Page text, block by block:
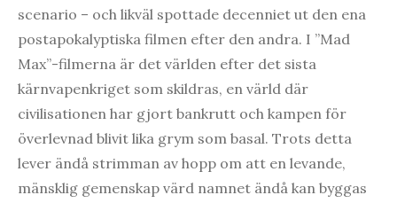
scenario – och likväl spottade decenniet ut den ena
postapokalyptiska filmen efter den andra. I ”Mad
Max”-filmerna är det världen efter det sista
kärnvapenkriget som skildras, en värld där
civilisationen har gjort bankrutt och kampen för
överlevnad blivit lika grym som basal. Trots detta
lever ändå strimman av hopp om att en levande,
mänsklig gemenskap värd namnet ändå kan byggas